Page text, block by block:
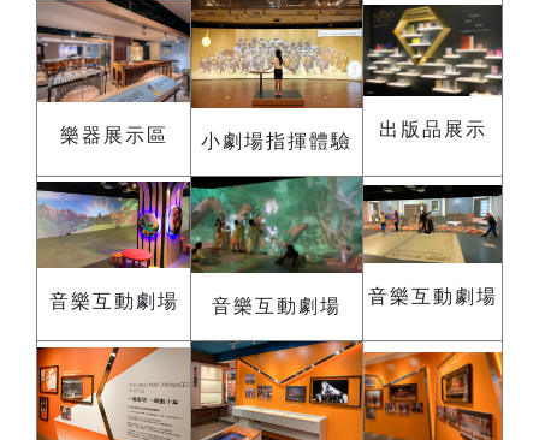
樂器展示區 小劇場指揮體驗
出版品展示
音樂互動劇場 音樂互動劇場 音樂互動劇場